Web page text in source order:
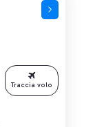
Traccia volo